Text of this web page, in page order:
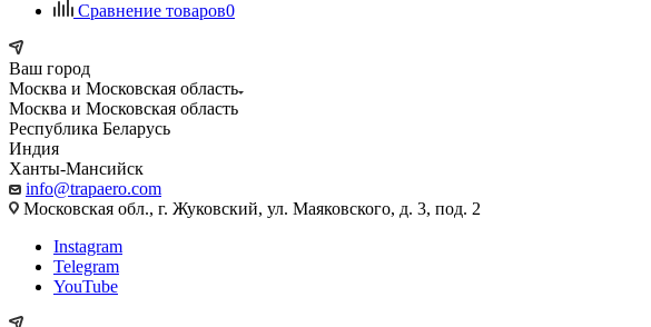
Сравнение товаров0
Ваш город
Москва и Московская область
Москва и Московская область
Республика Беларусь
Индия
Ханты-Мансийск
info@trapaero.com
Московская обл., г. Жуковский, ул. Маяковского, д. 3, под. 2
Instagram
Telegram
YouTube